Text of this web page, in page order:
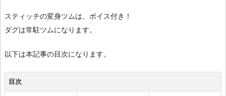
スティッチの変身ツムは、ボイス付き！
ダグは常駐ツムになります。
以下は本記事の目次になります。
目次